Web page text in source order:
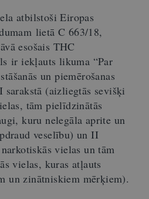
atbilstoši Eiropas
lietā C 663/18,
esošais THC
ir iekļauts likuma “Par
un piemērošanas
I sarakstā (aizliegtās sevišķi
tām pielīdzinātās
kuru nelegāla aprite un
veselību) un II
vielas un tām
vielas, kuras atļauts
un zinātniskiem mērķiem).